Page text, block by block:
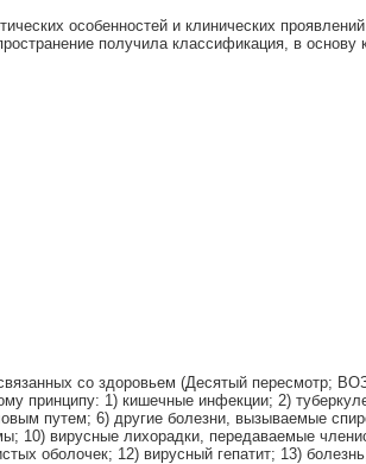
особенностей и клинических
получила классификация, в основу
со здоровьем (Десятый пересмотр;
принципу: 1) кишечные инфекции; 2)
путем; 6) другие болезни, вызываемые
10) вирусные лихорадки, передаваемые
оболочек; 12) вирусный гепатит; 13)